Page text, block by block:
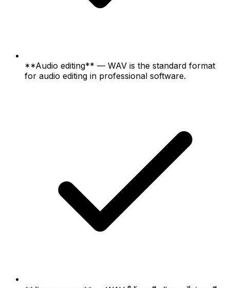
**Audio editing** — WAV is the standard format
for audio editing in professional software.